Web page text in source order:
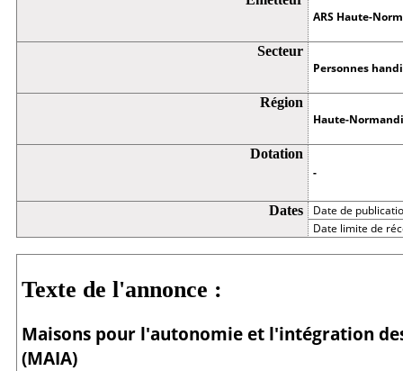
ARS Haute-
Secteur
Personnes
Région
Haute-
Dotation
-
Dates
Date de
Date limite de
Texte de l'annonce :
Maisons pour l'autonomie et l'intégration
(MAIA)